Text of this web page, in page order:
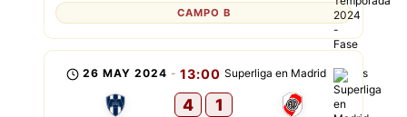
CAMPO B
Superliga en Madrid
26 MAY 2024 - 13:00
4 1